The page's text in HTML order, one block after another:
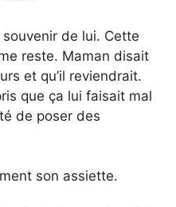
de lui. Cette
reste. Maman disait
et qu’il reviendrait.
que ça lui faisait mal
de poser des
son assiette.